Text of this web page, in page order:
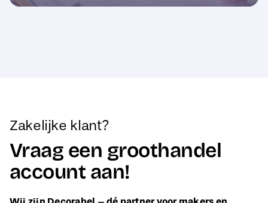
Vraag een groothandel
account aan!
Wij zijn Decorabel – dé partner voor makers en
bedrijven.